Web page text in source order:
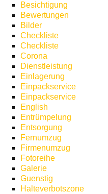
Besichtigung
Bewertungen
Bilder
Checkliste
Checkliste
Corona
Dienstleistung
Einlagerung
Einpackservice
Einpackservice
English
Entrümpelung
Entsorgung
Fernumzug
Firmenumzug
Fotoreihe
Galerie
Guenstig
Halteverbotszone